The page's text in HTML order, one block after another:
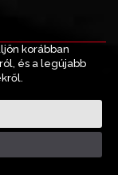
korábban
és a legújabb